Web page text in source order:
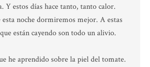
Y estos días hace tanto, tanto calor.
noche dormiremos mejor. A estas
están cayendo son todo un alivio.
he aprendido sobre la piel del tomate.